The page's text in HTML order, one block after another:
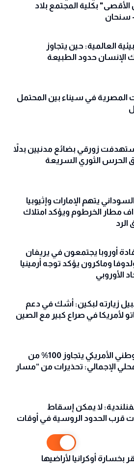
بكلية المجتمع بلاد
سنحان
العالمية: حين يتجاوز
الإنسان حدود الطبيعة
المصرية في سيناء بين المحتمل
زورقي بضائع مدنيين بدلاً
الحرس الثوري السريعة
يتهم الإمارات وإثيوبيا
مطار الخرطوم ويؤكد امتلاك
الرد
قادة أوروبا يجتمعون في يريفان
وماكرون يؤكد توجه أرمينيا
الأوروبي
زيارته لبكين: أشك في دعم
لأمريكا في صراع كبير مع الصين
الدين الوطني الأمريكي يتجاوز 100% من
الإجمالي: تحذيرات من “مسار
لا يمكن إسقاط
قرب الحدود الروسية في أوقات
بخسارة أوكرانيا لأراضيها